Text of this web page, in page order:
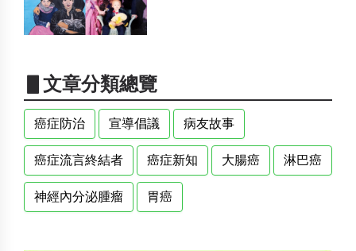
▋文章分類總覽
癌症防治 宣導倡議 病友故事
癌症流言終結者 癌症新知 大腸癌 淋巴癌
神經內分泌腫瘤 胃癌